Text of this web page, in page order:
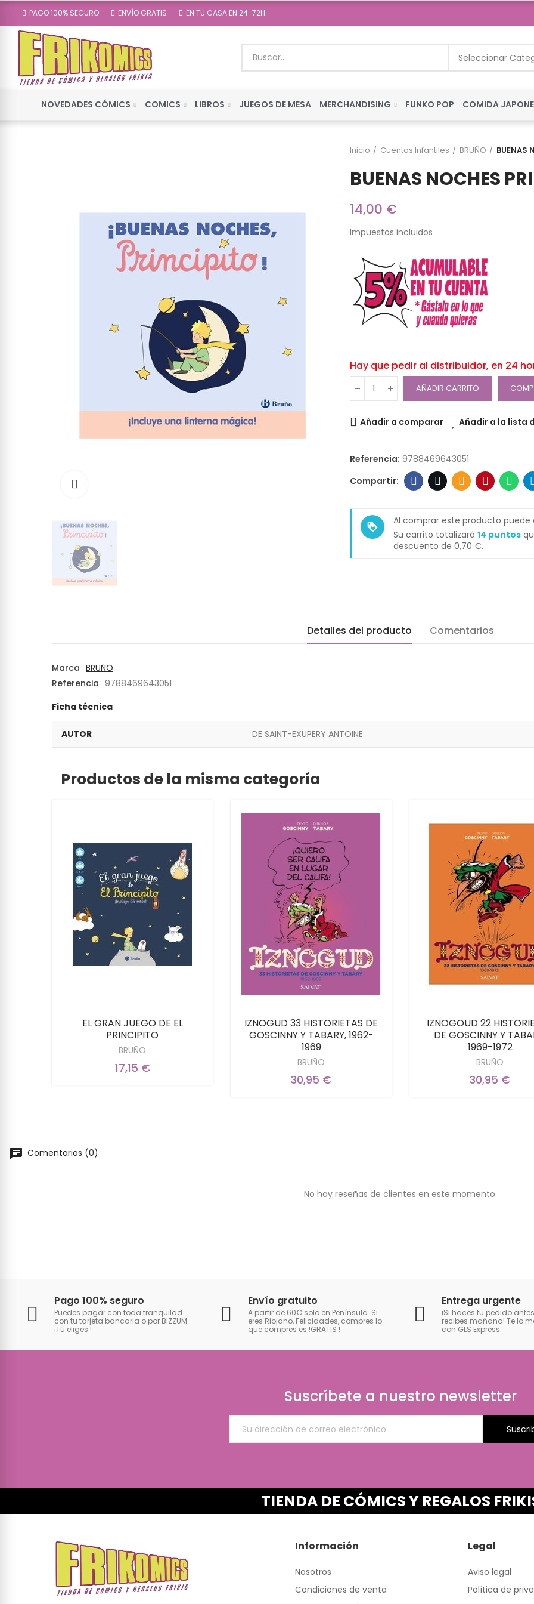
PAGO 100% SEGURO ENVÍO GRATIS EN TU CASA EN 24-72H
Seleccionar
NOVEDADES CÓMICS COMICS LIBROS JUEGOS DE MESA MERCHANDISING FUNKO POP COMIDA
Inicio Cuentos Infantiles BRUÑO BUENAS
BUENAS NOCHES
14,00 €
Impuestos incluidos
Hay que pedir al distribuidor, en 24
AÑADIR CARRITO
Añadir a comparar Añadir a la lista
Referencia: 9788469643051
loyalty
Al comprar este producto puede
Su carrito totalizará 14 puntos
descuento de 0,70 €.
Detalles del producto Comentarios
Marca BRUÑO
Referencia 9788469643051
Ficha técnica
AUTOR DE SAINT-EXUPERY ANTOINE
Productos de la misma categoría
EL GRAN JUEGO DE EL
PRINCIPITO
BRUÑO
17,15 €
IZNOGUD 33 HISTORIETAS DE
GOSCINNY Y TABARY, 1962-
1969
BRUÑO
30,95 €
IZNOGOUD 22
DE GOSCINNY Y
1969-1972
BRUÑO
30,95 €
Comentarios (0)
No hay reseñas de clientes en este momento.
Pago 100% seguro
Puedes pagar con toda tranquilad
con tu tarjeta bancaria o por BIZZUM.
¡Tú eliges !
Envío gratuito
A partir de 60€ solo en Península. Si
eres Riojano, Felicidades, compres lo
que compres es !GRATIS !
Entrega urgente
iSi haces tu pedido
recibes mañana! Te lo
con GLS Express.
Suscríbete a nuestro newsletter
TIENDA DE CÓMICS Y REGALOS
Información
Nosotros
Condiciones de venta
Legal
Aviso legal
Política de